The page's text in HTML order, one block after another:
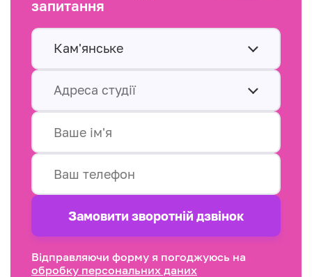
запитання
Кам'янське
Адреса студії
Замовити зворотнiй дзвінок
Відправляючи форму я погоджуюсь на
обробку персональних даних